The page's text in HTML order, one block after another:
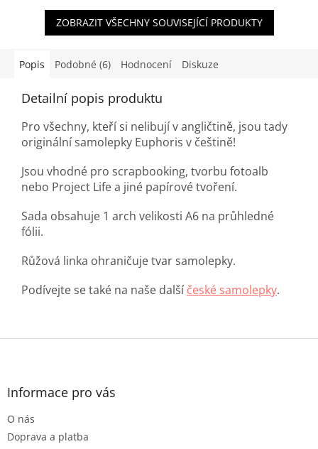
ZOBRAZIT VŠECHNY SOUVISEJÍCÍ PRODUKTY
Popis Podobné (6) Hodnocení Diskuze
Detailní popis produktu
Pro všechny, kteří si nelibují v angličtině, jsou tady
originální samolepky Euphoris v češtině!
Jsou vhodné pro scrapbooking, tvorbu fotoalb
nebo Project Life a jiné papírové tvoření.
Sada obsahuje 1 arch velikosti A6 na průhledné
fólii.
Růžová linka ohraničuje tvar samolepky.
Podívejte se také na naše další české samolepky.
Z
Informace pro vás
O nás
Doprava a platba